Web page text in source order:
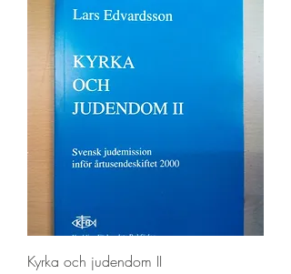
Kyrka och judendom II